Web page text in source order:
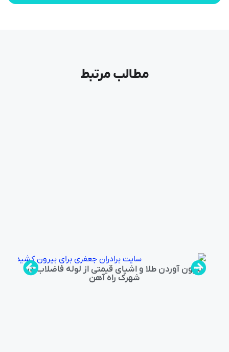
مطالب مرتبط
بیرون آوردن طلا و اشیای قیمتی از لوله فاضلاب در
شهرک راه‌ آهن